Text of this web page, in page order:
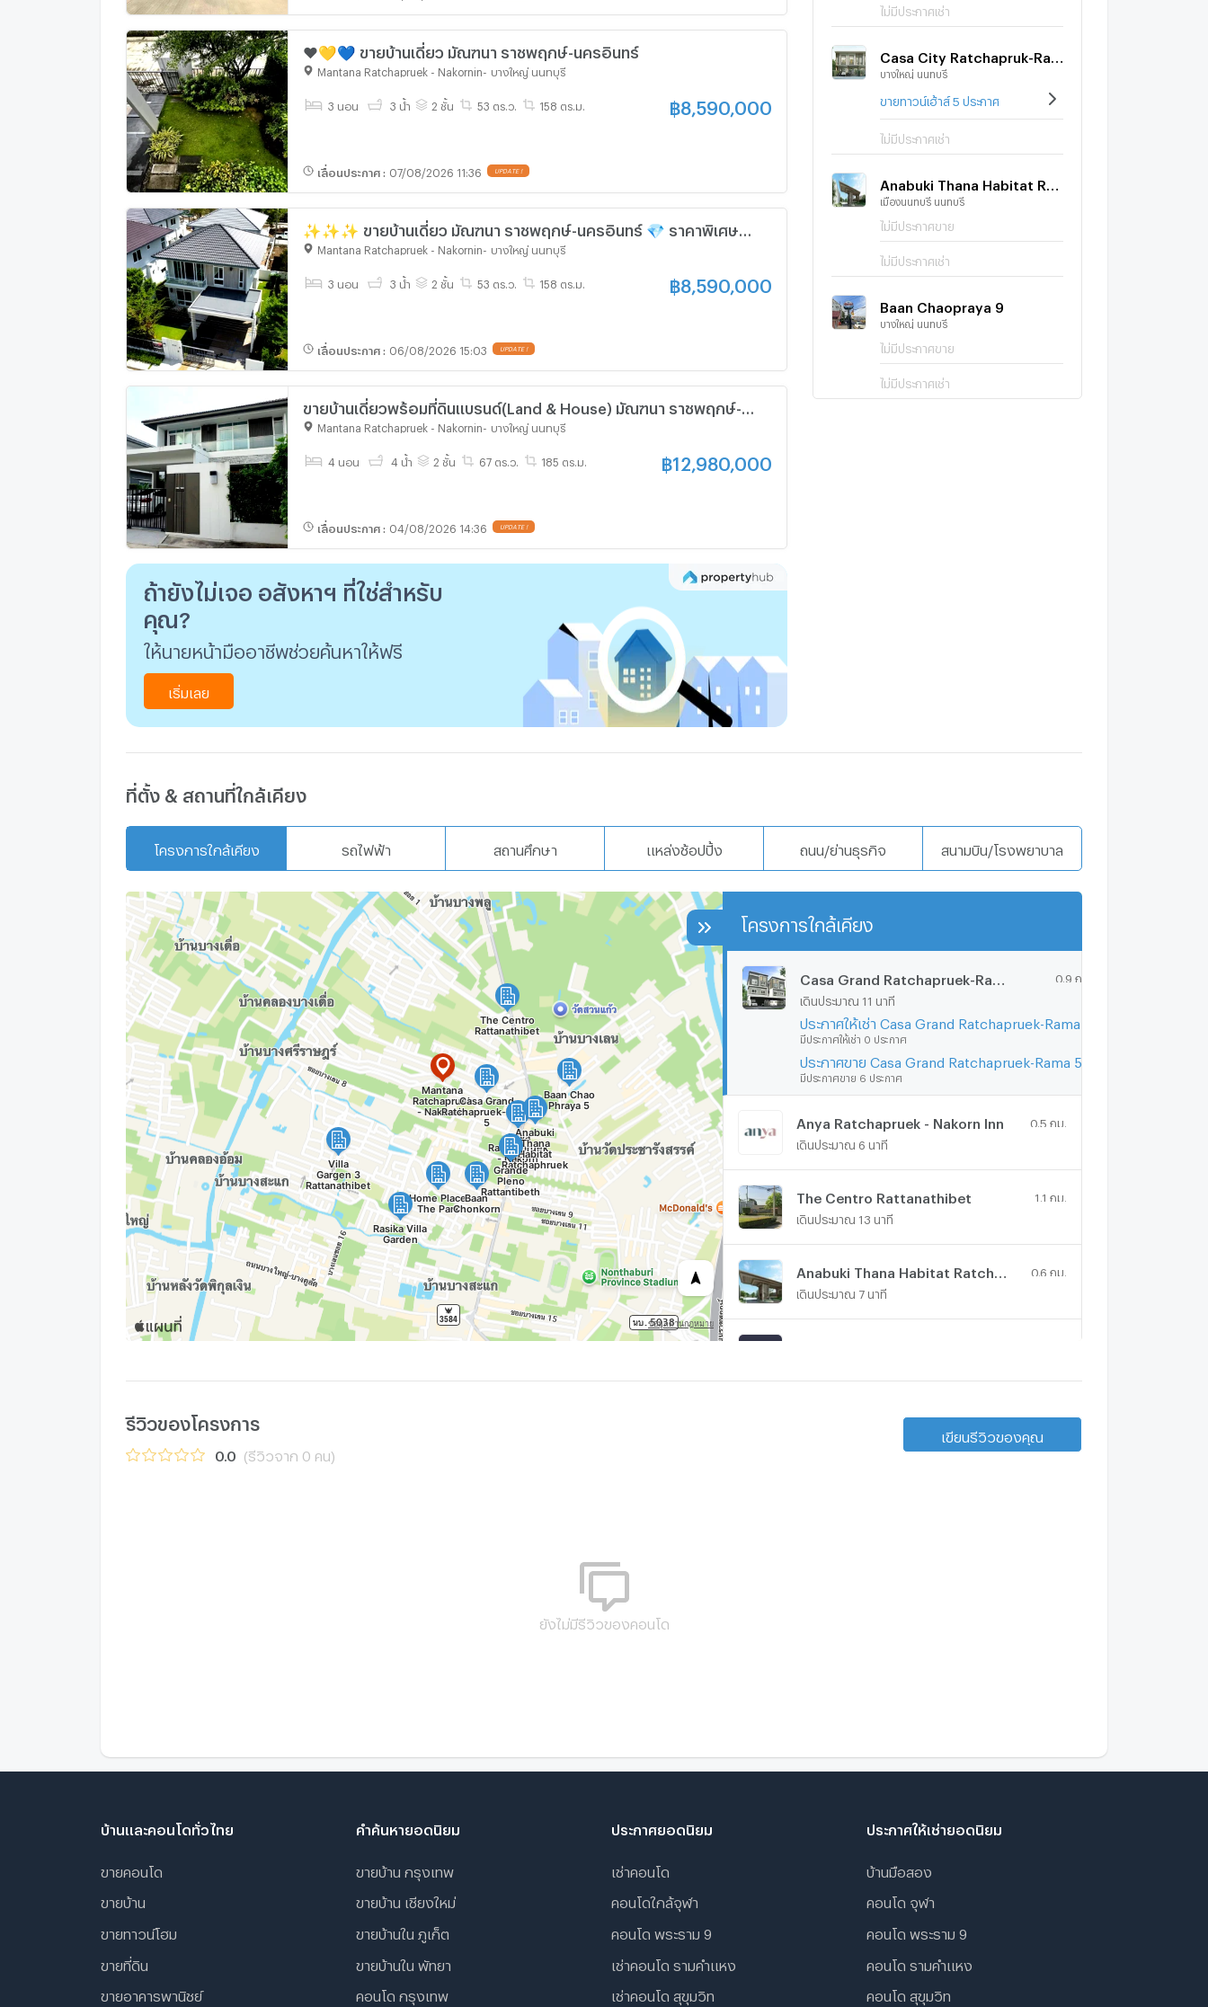
❤️💛💙 ขายบ้านเดี่ยว มัณฑนา ราชพฤกษ์-นครอินทร์
Mantana Ratchapruek - Nakornin บางใหญ่ นนทบุรี
3 นอน 3 น้ำ 2 ชั้น 53 ตร.ว. 158 ตร.ม. ฿8,590,000
เลื่อนประกาศ : 07/08/2026 11:36 UPDATE !
✨✨✨ ขายบ้านเดี่ยว มัณฑนา ราชพฤกษ์-นครอินทร์ 💎 ราคาพิเศษ
เพียง 8.59 ล้านบาท
Mantana Ratchapruek - Nakornin บางใหญ่ นนทบุรี
3 นอน 3 น้ำ 2 ชั้น 53 ตร.ว. 158 ตร.ม. ฿8,590,000
เลื่อนประกาศ : 06/08/2026 15:03 UPDATE !
ขายบ้านเดี่ยวพร้อมที่ดินแบรนด์(Land & House) มัณฑนา ราชพฤกษ์-
สะพานมหาเจษฎาบดินทร์ เพียง 12,980,000 บาท โทร.091-082-8888
Mantana Ratchapruek - Nakornin บางใหญ่ นนทบุรี
4 นอน 4 น้ำ 2 ชั้น 67 ตร.ว. 185 ตร.ม. ฿12,980,000
เลื่อนประกาศ : 04/08/2026 14:36 UPDATE !
ถ้ายังไม่เจอ อสังหาฯ ที่ใช่สำหรับ
คุณ?
ให้นายหน้ามืออาชีพช่วยค้นหาให้ฟรี
เริ่มเลย
ไม่มีประกาศเช่า
บางใหญ่ นนทบุรี
ขายทาวน์เฮ้าส์ 5 ประกาศ
ไม่มีประกาศเช่า
เมืองนนทบุรี นนทบุรี
ไม่มีประกาศขาย
ไม่มีประกาศเช่า
Baan Chaopraya 9
บางใหญ่ นนทบุรี
ไม่มีประกาศขาย
ไม่มีประกาศเช่า
ที่ตั้ง & สถานที่ใกล้เคียง
โครงการใกล้เคียง รถไฟฟ้า สถานศึกษา แหล่งช้อปปิ้ง ถนน/ย่านธุรกิจ สนามบิน/โรงพยาบาล
โครงการใกล้เคียง
0.9 กม.
เดินประมาณ 11 นาที
ประกาศให้เช่า Casa Grand Ratchapruek-Rama 5
มีประกาศให้เช่า 0 ประกาศ
ประกาศขาย Casa Grand Ratchapruek-Rama 5
มีประกาศขาย 6 ประกาศ
Anya Ratchapruek - Nakorn Inn 0.5 กม.
เดินประมาณ 6 นาที
The Centro Rattanathibet 1.1 กม.
เดินประมาณ 13 นาที
0.6 กม.
เดินประมาณ 7 นาที
Home Place The Park 1.3 กม.
รีวิวของโครงการ
0.0 (รีวิวจาก 0 คน)
เขียนรีวิวของคุณ
ยังไม่มีรีวิวของคอนโด
บ้านและคอนโดทั่วไทย
ขายคอนโด
ขายบ้าน
ขายทาวน์โฮม
ขายที่ดิน
ขายอาคารพานิชย์
คำค้นหายอดนิยม
ขายบ้าน กรุงเทพ
ขายบ้าน เชียงใหม่
ขายบ้านใน ภูเก็ต
ขายบ้านใน พัทยา
คอนโด กรุงเทพ
ประกาศยอดนิยม
เช่าคอนโด
คอนโดใกล้จุฬา
คอนโด พระราม 9
เช่าคอนโด รามคําแหง
เช่าคอนโด สุขุมวิท
ประกาศให้เช่ายอดนิยม
บ้านมือสอง
คอนโด จุฬา
คอนโด พระราม 9
คอนโด รามคําแหง
คอนโด สุขุมวิท